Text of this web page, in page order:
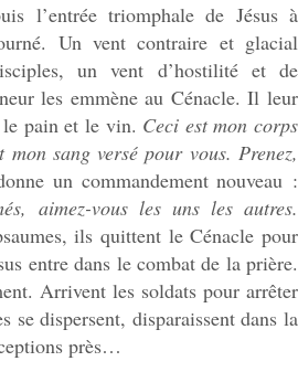
l’entrée triomphale de Jésus à
Un vent contraire et glacial
un vent d’hostilité et de
les emmène au Cénacle. Il leur
pain et le vin. Ceci est mon corps
sang versé pour vous. Prenez,
un commandement nouveau :
aimez-vous les uns les autres.
ils quittent le Cénacle pour
entre dans le combat de la prière.
Arrivent les soldats pour arrêter
se dispersent, disparaissent dans la
près…